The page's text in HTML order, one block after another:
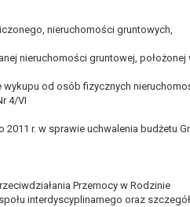
nieruchomości gruntowych,
nieruchomości gruntowej, położonej
wykupu od osób fizycznych
4/VI
2011 r. w sprawie uchwalenia budżetu
Przemocy w Rodzinie
interdyscyplinarnego oraz
administratorowi;
w zakresie i celu określonym
odbiorcom lub
powierzenia przetwarzania danych
oraz zgodnie z terminami
się do czasu wycofania tej
okres niezbędny do realizacji